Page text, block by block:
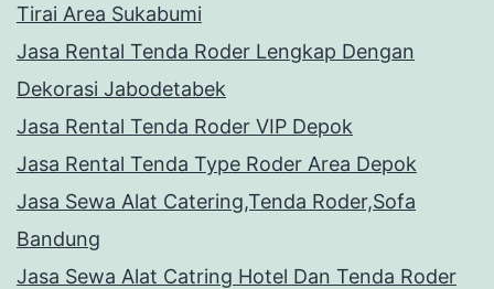
Tirai Area Sukabumi
Jasa Rental Tenda Roder Lengkap Dengan
Dekorasi Jabodetabek
Jasa Rental Tenda Roder VIP Depok
Jasa Rental Tenda Type Roder Area Depok
Jasa Sewa Alat Catering,Tenda Roder,Sofa
Bandung
Jasa Sewa Alat Catring Hotel Dan Tenda Roder